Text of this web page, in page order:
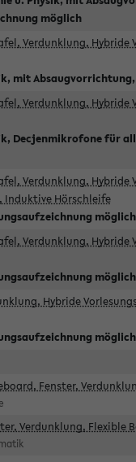
möglich
Verdunklung,
mit
Verdunklung,
Decjenmikrofone für
Verdunklung,
Induktive Hörschleife
möglich
Verdunklung,
Hybride
Fenster,
Verdunklung, Flexible